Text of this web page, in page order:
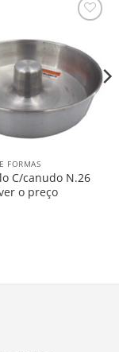
Lista
FORMAS
C/canudo N.26
o preço